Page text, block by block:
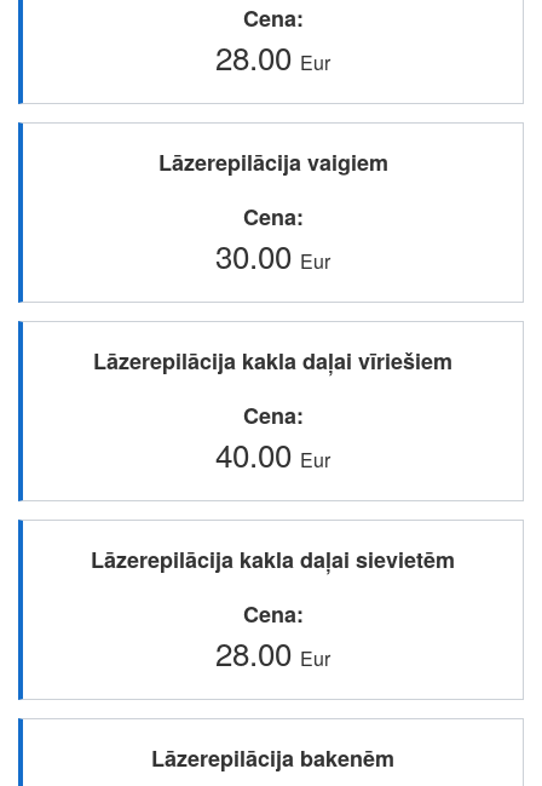
Cena
28.00 Eur
Lāzerepilācija vaigiem
Cena
30.00 Eur
Lāzerepilācija kakla daļai vīriešiem
Cena
40.00 Eur
Lāzerepilācija kakla daļai sievietēm
Cena
28.00 Eur
Lāzerepilācija bakenēm